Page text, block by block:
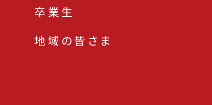
卒業生
地域の皆さま